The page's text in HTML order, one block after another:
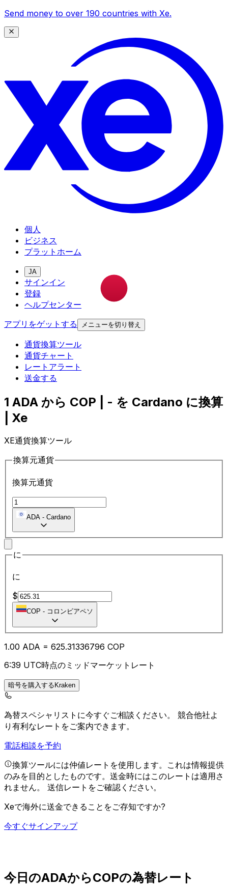
Send money to over 190 countries with Xe.
個人
ビジネス
プラットホーム
JA
サインイン
登録
ヘルプセンター
アプリをゲットする
メニューを切り替え
通貨換算ツール
通貨チャート
レートアラート
送金する
1 ADA から COP | - を Cardano に換算
| Xe
XE通貨換算ツール
換算元通貨
換算元通貨
ADA - Cardano
に
に
$
COP - コロンビアペソ
1.00 ADA = 625.31336796 COP
6:39 UTC時点のミッドマーケットレート
暗号を購入するKraken
為替スペシャリストに今すぐご相談ください。 競合他社よ
り有利なレートをご案内できます。
電話相談を予約
換算ツールには仲値レートを使用します。これは情報提供
のみを目的としたものです。送金時にはこのレートは適用さ
れません。 送信レートをご確認ください。
Xeで海外に送金できることをご存知ですか?
今すぐサインアップ
今日のADAからCOPの為替レート